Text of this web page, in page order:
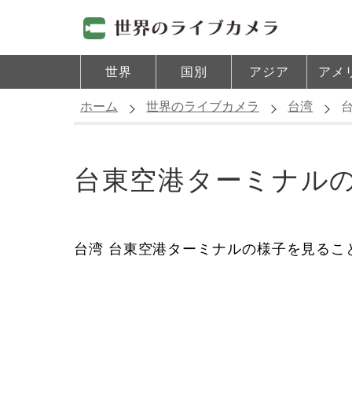
世界 国別 アジア アメ
ホーム 世界のライブカメラ 台湾
台東空港ターミナル
台湾 台東空港ターミナルの様子を見る